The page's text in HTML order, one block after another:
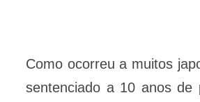
Como ocorreu a muitos
sentenciado a 10 anos de